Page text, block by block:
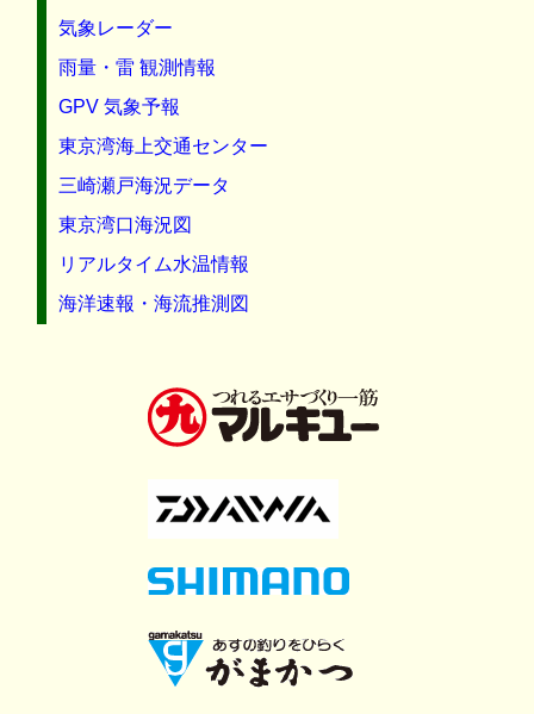
気象レーダー
雨量・雷 観測情報
GPV 気象予報
東京湾海上交通センター
三崎瀬戸海況データ
東京湾口海況図
リアルタイム水温情報
海洋速報・海流推測図